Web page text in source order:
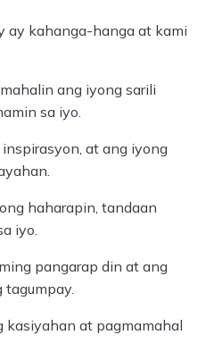
ay kahanga-hanga at kami
ang iyong sarili
sa iyo.
at ang iyong
haharapin, tandaan
iyo.
pangarap din at ang
tagumpay.
kasiyahan at pagmamahal